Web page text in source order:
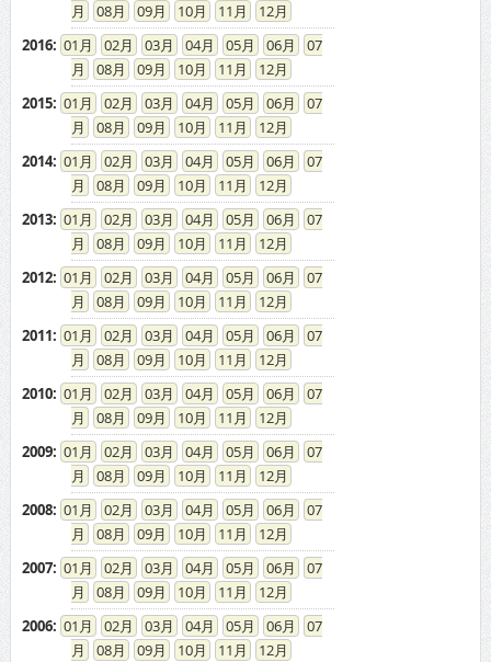
08
09 10 11
12
2016: 01 02 03 04 05 06
07
08
09 10 11
12
2015: 01 02 03 04 05 06
07
08
09 10 11
12
2014: 01 02 03 04 05 06
07
08
09 10 11
12
2013: 01 02 03 04 05 06
07
08
09 10 11
12
2012: 01 02 03 04 05 06
07
08
09 10 11
12
2011: 01 02 03 04 05 06
07
08
09 10 11
12
2010: 01 02 03 04 05 06
07
08
09 10 11
12
2009: 01 02 03 04 05 06
07
08
09 10 11
12
2008: 01 02 03 04 05 06
07
08
09 10 11
12
2007: 01 02 03 04 05 06
07
08
09 10 11
12
2006: 01 02 03 04 05 06
07
08
09 10 11
12